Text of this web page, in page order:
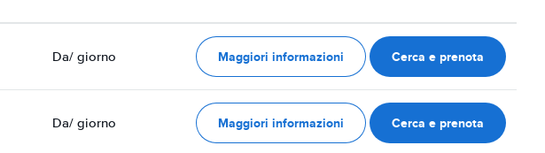
Da/ giorno Maggiori informazioni Cerca e prenota
Da/ giorno Maggiori informazioni Cerca e prenota